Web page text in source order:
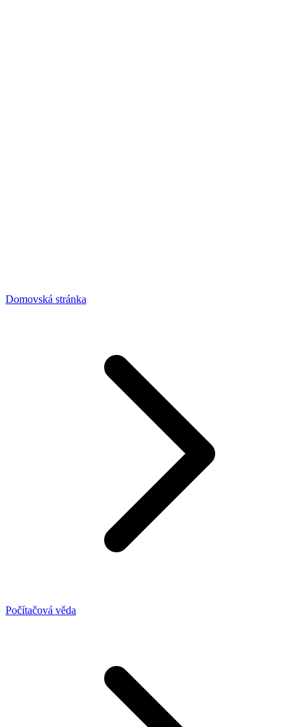
Domovská stránka
Počítačová věda